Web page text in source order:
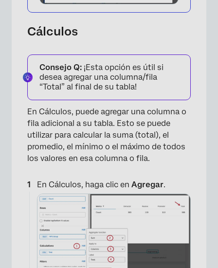
×
Cálculos
Consejo Q: ¡Esta opción es útil si
desea agregar una columna/fila
“Total” al final de su tabla!
En Cálculos, puede agregar una columna o
fila adicional a su tabla. Esto se puede
utilizar para calcular la suma (total), el
promedio, el mínimo o el máximo de todos
los valores en esa columna o fila.
En Cálculos, haga clic en Agregar.